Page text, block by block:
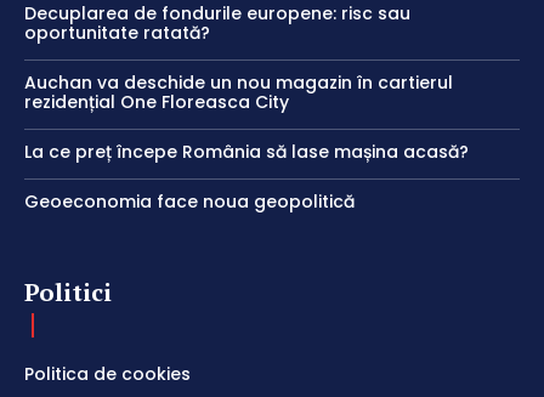
Decuplarea de fondurile europene: risc sau
oportunitate ratată?
Auchan va deschide un nou magazin în cartierul
rezidențial One Floreasca City
La ce preț începe România să lase mașina acasă?
Geoeconomia face noua geopolitică
Politici
Politica de cookies